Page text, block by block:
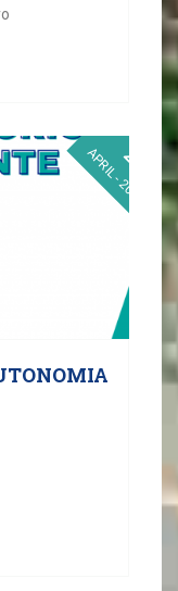
27
APRIL - 2026